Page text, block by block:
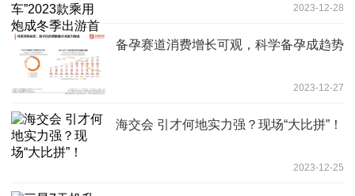
2023-12-28
备孕赛道消费增长可观，科学备孕成趋势
2023-12-27
海交会 引才何地实力强？现场“大比拼”！
2023-12-25